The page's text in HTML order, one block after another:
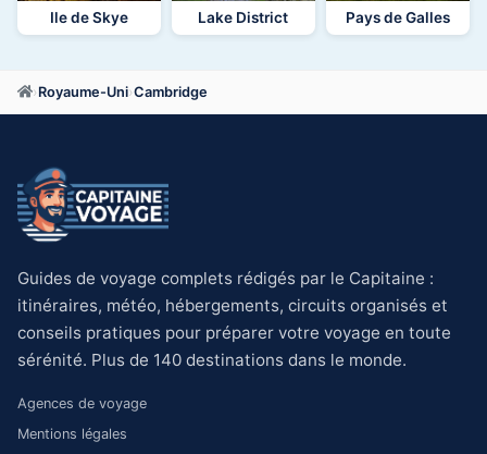
Ile de Skye Lake District Pays de Galles
› Royaume-Uni›Cambridge
Guides de voyage complets rédigés par le Capitaine :
itinéraires, météo, hébergements, circuits organisés et
conseils pratiques pour préparer votre voyage en toute
sérénité. Plus de 140 destinations dans le monde.
Agences de voyage
Mentions légales